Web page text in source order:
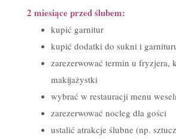
2 miesiące przed ślubem:
kupić garnitur
kupić dodatki do sukni i
zarezerwować termin u fryzjera,
makijażystki
wybrać w restauracji menu
zarezerwować nocleg dla gości
ustalić atrakcje ślubne (np.